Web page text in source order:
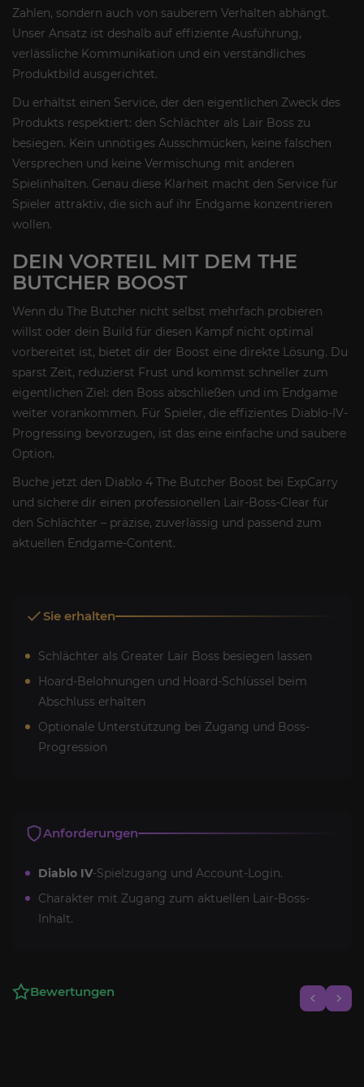
Zahlen, sondern auch von sauberem Verhalten abhängt.
Unser Ansatz ist deshalb auf effiziente Ausführung,
verlässliche Kommunikation und ein verständliches
Produktbild ausgerichtet.
Du erhältst einen Service, der den eigentlichen Zweck des
Produkts respektiert: den Schlächter als Lair Boss zu
besiegen. Kein unnötiges Ausschmücken, keine falschen
Versprechen und keine Vermischung mit anderen
Spielinhalten. Genau diese Klarheit macht den Service für
Spieler attraktiv, die sich auf ihr Endgame konzentrieren
wollen.
DEIN VORTEIL MIT DEM THE
BUTCHER BOOST
Wenn du The Butcher nicht selbst mehrfach probieren
willst oder dein Build für diesen Kampf nicht optimal
vorbereitet ist, bietet dir der Boost eine direkte Lösung. Du
sparst Zeit, reduzierst Frust und kommst schneller zum
eigentlichen Ziel: den Boss abschließen und im Endgame
weiter vorankommen. Für Spieler, die effizientes Diablo-IV-
Progressing bevorzugen, ist das eine einfache und saubere
Option.
Buche jetzt den Diablo 4 The Butcher Boost bei ExpCarry
und sichere dir einen professionellen Lair-Boss-Clear für
den Schlächter – präzise, zuverlässig und passend zum
aktuellen Endgame-Content.
Sie erhalten
Schlächter als Greater Lair Boss besiegen lassen
Hoard-Belohnungen und Hoard-Schlüssel beim
Abschluss erhalten
Optionale Unterstützung bei Zugang und Boss-
Progression
Anforderungen
Diablo IV-Spielzugang und Account-Login.
Charakter mit Zugang zum aktuellen Lair-Boss-
Inhalt.
Bewertungen